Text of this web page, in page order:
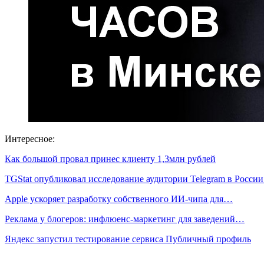
Интересное:
Как большой провал принес клиенту 1,3млн рублей
TGStat опубликовал исследование аудитории Telegram в
Apple ускоряет разработку собственного ИИ-чипа для…
Реклама у блогеров: инфлюенс-маркетинг для заведений…
Яндекс запустил тестирование сервиса Публичный профиль